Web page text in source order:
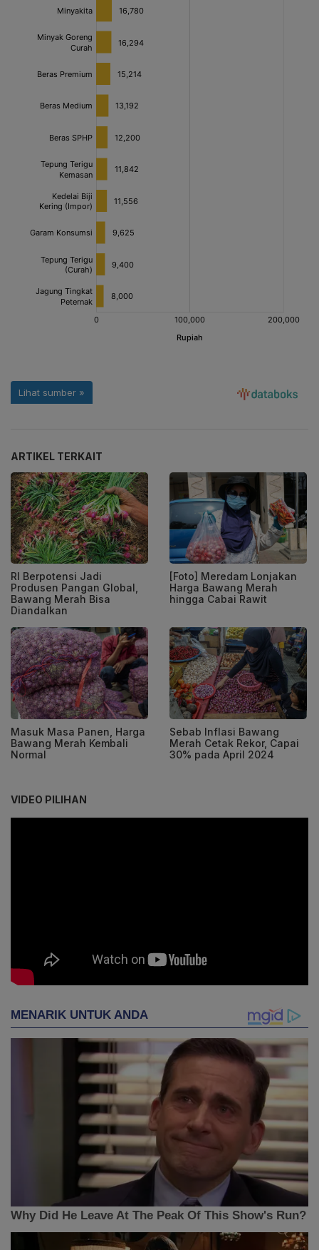
ARTIKEL TERKAIT
RI Berpotensi Jadi
Produsen Pangan Global,
Bawang Merah Bisa
Diandalkan
[Foto] Meredam Lonjakan
Harga Bawang Merah
hingga Cabai Rawit
Masuk Masa Panen, Harga
Bawang Merah Kembali
Normal
Sebab Inflasi Bawang
Merah Cetak Rekor, Capai
30% pada April 2024
VIDEO PILIHAN